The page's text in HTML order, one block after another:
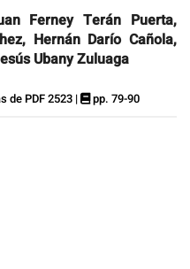
Ferney Terán Puerta,
Hernán Darío Cañola,
Ubany Zuluaga
de PDF 2523 | pp. 79-90